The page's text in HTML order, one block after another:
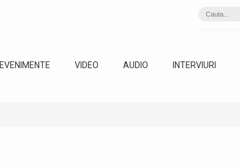
EVENIMENTE VIDEO AUDIO INTERVIURI